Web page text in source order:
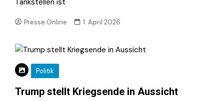
Tankstellen ist
Presse.Online 1. April 2026
Politik
Trump stellt Kriegsende in Aussicht